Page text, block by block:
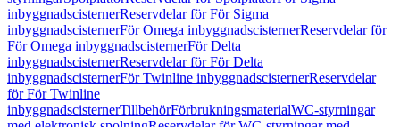
inbyggnadscisternerReservdelar för För Sigma
inbyggnadscisternerFör Omega inbyggnadscisternerReservdelar för
För Omega inbyggnadscisternerFör Delta
inbyggnadscisternerReservdelar för För Delta
inbyggnadscisternerFör Twinline inbyggnadscisternerReservdelar
för För Twinline
inbyggnadscisternerTillbehörFörbrukningsmaterialWC-styrningar